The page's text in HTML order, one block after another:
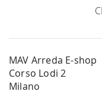
MAV Arreda E-shop
Corso Lodi 2
Milano